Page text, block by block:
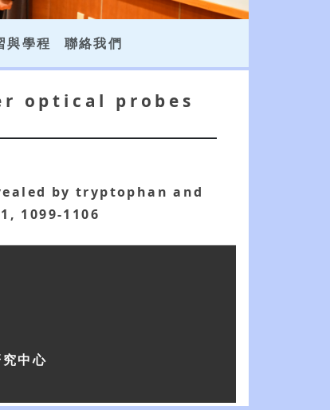
與學程 聯絡我們
optical probes
by tryptophan and
1099-1106
中心